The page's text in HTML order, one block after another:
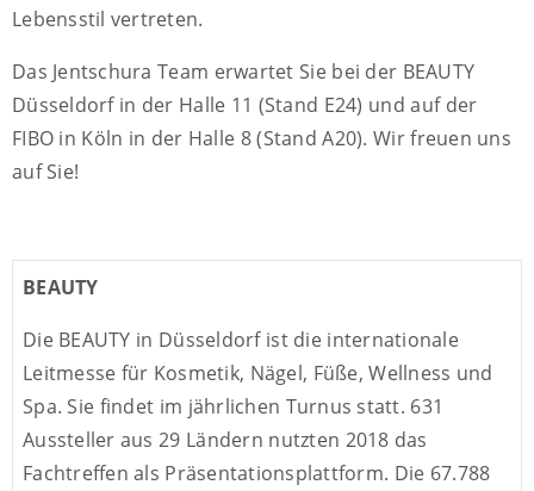
Lebensstil vertreten.
Das Jentschura Team erwartet Sie bei der BEAUTY
Düsseldorf in der Halle 11 (Stand E24) und auf der
FIBO in Köln in der Halle 8 (Stand A20). Wir freuen uns
auf Sie!
BEAUTY
Die BEAUTY in Düsseldorf ist die internationale
Leitmesse für Kosmetik, Nägel, Füße, Wellness und
Spa. Sie findet im jährlichen Turnus statt. 631
Aussteller aus 29 Ländern nutzten 2018 das
Fachtreffen als Präsentationsplattform. Die 67.788